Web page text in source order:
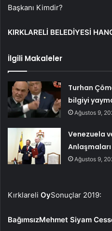
Başkanı Kimdir?
KIRKLARELİ BELEDİYESİ
İlgili Makaleler
Turhan
bilgiyi
Ağustos 9,
Venezuela
Anlaşmaları
Ağustos 9,
Kırklareli OySonuçlar 2019:
BağımsızMehmet Siyam